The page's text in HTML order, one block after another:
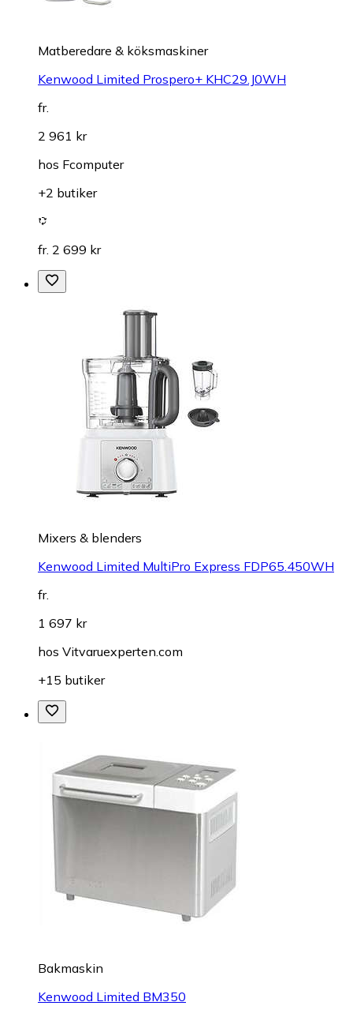
Matberedare & köksmaskiner
Kenwood Limited Prospero+ KHC29.J0WH
fr.
2 961 kr
hos Fcomputer
+2 butiker
fr. 2 699 kr
Mixers & blenders
Kenwood Limited MultiPro Express FDP65.450WH
fr.
1 697 kr
hos Vitvaruexperten.com
+15 butiker
Bakmaskin
Kenwood Limited BM350